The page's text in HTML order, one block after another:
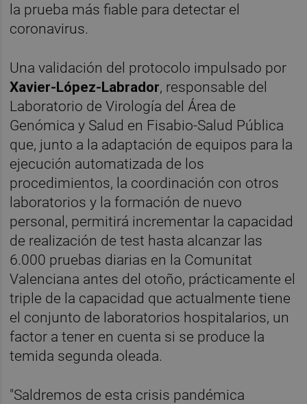
la prueba más fiable para detectar el
coronavirus.
Una validación del protocolo impulsado por
Xavier-López-Labrador, responsable del
Laboratorio de Virología del Área de
Genómica y Salud en Fisabio-Salud Pública
que, junto a la adaptación de equipos para la
ejecución automatizada de los
procedimientos, la coordinación con otros
laboratorios y la formación de nuevo
personal, permitirá incrementar la capacidad
de realización de test hasta alcanzar las
6.000 pruebas diarias en la Comunitat
Valenciana antes del otoño, prácticamente el
triple de la capacidad que actualmente tiene
el conjunto de laboratorios hospitalarios, un
factor a tener en cuenta si se produce la
temida segunda oleada.
"Saldremos de esta crisis pandémica